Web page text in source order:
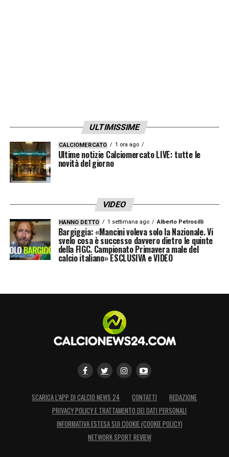
ULTIMISSIME
CALCIOMERCATO 1 ora ago
Ultime notizie Calciomercato LIVE: tutte le
novità del giorno
VIDEO
HANNO DETTO 1 settimana ago Alberto Petrosilli
Bargiggia: «Mancini voleva solo la Nazionale. Vi
svelo cosa è successo davvero dietro le quinte
della FIGC. Campionato Primavera male del
calcio italiano» ESCLUSIVA e VIDEO
SCARICA L’APP DI CALCIO NEWS 24 CONTATTI
REDAZIONE
PRIVACY POLICY E TRATTAMENTO DEI DATI PERSONALI
INFORMATIVA ESTESA SUI COOKIE (COOKIE POLICY)
NETWORK SPORT REVIEW